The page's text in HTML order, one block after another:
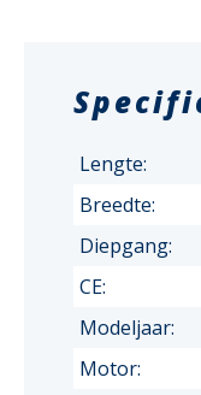
Lengte:
Breedte:
Diepgang:
CE:
Modeljaar:
Motor: